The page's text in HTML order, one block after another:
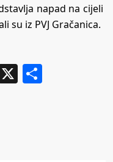
napad na cijeli
su iz PVJ Gračanica.
X